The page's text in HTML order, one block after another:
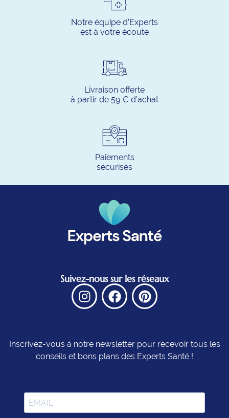
Notre équipe d’Experts
est à votre écoute
Livraison offerte
à partir de 59 € d’achat
Paiements
sécurisés
Suivez-nous sur les réseaux
Inscrivez-vous à notre newsletter pour recevoir tous les
conseils et bons plans des Experts Santé !